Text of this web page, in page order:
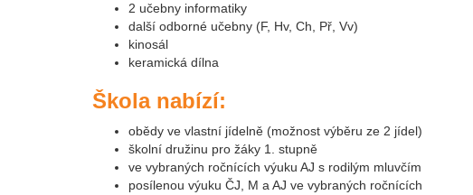
2 učebny informatiky
další odborné učebny (F, Hv, Ch, Př, Vv)
kinosál
keramická dílna
Škola nabízí:
obědy ve vlastní jídelně (možnost výběru ze 2 jídel)
školní družinu pro žáky 1. stupně
ve vybraných ročnících výuku AJ s rodilým mluvčím
posílenou výuku ČJ, M a AJ ve vybraných ročnících